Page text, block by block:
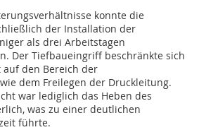
konnte die
der Installation der
als drei Arbeitstagen
Der Tiefbaueingriff beschränkte sich
auf den Bereich der
dem Freilegen der Druckleitung.
war lediglich das Heben des
was zu einer deutlichen
führte.